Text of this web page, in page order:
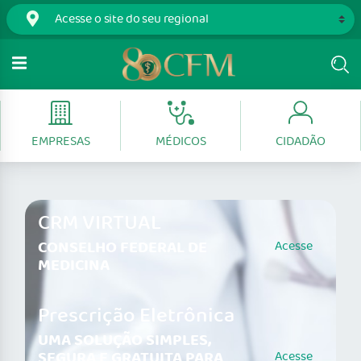
EMPRESAS MÉDICOS CIDADÃO
CRM VIRTUAL
CONSELHO FEDERAL DE
MEDICINA
Acesse
Prescrição Eletrônica
UMA SOLUÇÃO SIMPLES,
Acesse